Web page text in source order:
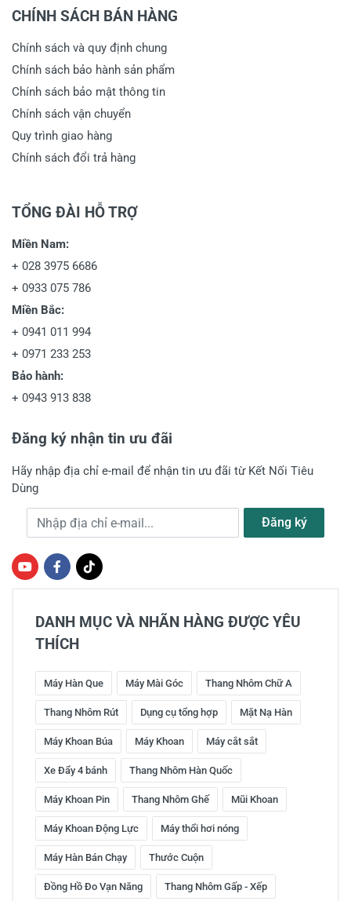
CHÍNH SÁCH BÁN HÀNG
Chính sách và quy định chung
Chính sách bảo hành sản phẩm
Chính sách bảo mật thông tin
Chính sách vận chuyển
Quy trình giao hàng
Chính sách đổi trả hàng
TỔNG ĐÀI HỖ TRỢ
Miền Nam:
+ 028 3975 6686
+ 0933 075 786
Miền Bắc:
+ 0941 011 994
+ 0971 233 253
Bảo hành:
+ 0943 913 838
Đăng ký nhận tin ưu đãi
Hãy nhập địa chỉ e-mail để nhận tin ưu đãi từ Kết Nối Tiêu
Dùng
Địa chỉ e-mail Đăng ký
DANH MỤC VÀ NHÃN HÀNG ĐƯỢC YÊU
THÍCH
Máy Hàn Que Máy Mài Góc Thang Nhôm Chữ A
Thang Nhôm Rút Dụng cụ tổng hợp Mặt Nạ Hàn
Máy Khoan Búa Máy Khoan Máy cắt sắt
Xe Đẩy 4 bánh Thang Nhôm Hàn Quốc
Máy Khoan Pin Thang Nhôm Ghế Mũi Khoan
Máy Khoan Động Lực Máy thổi hơi nóng
Máy Hàn Bán Chạy Thước Cuộn
Đồng Hồ Đo Vạn Năng Thang Nhôm Gấp - Xếp